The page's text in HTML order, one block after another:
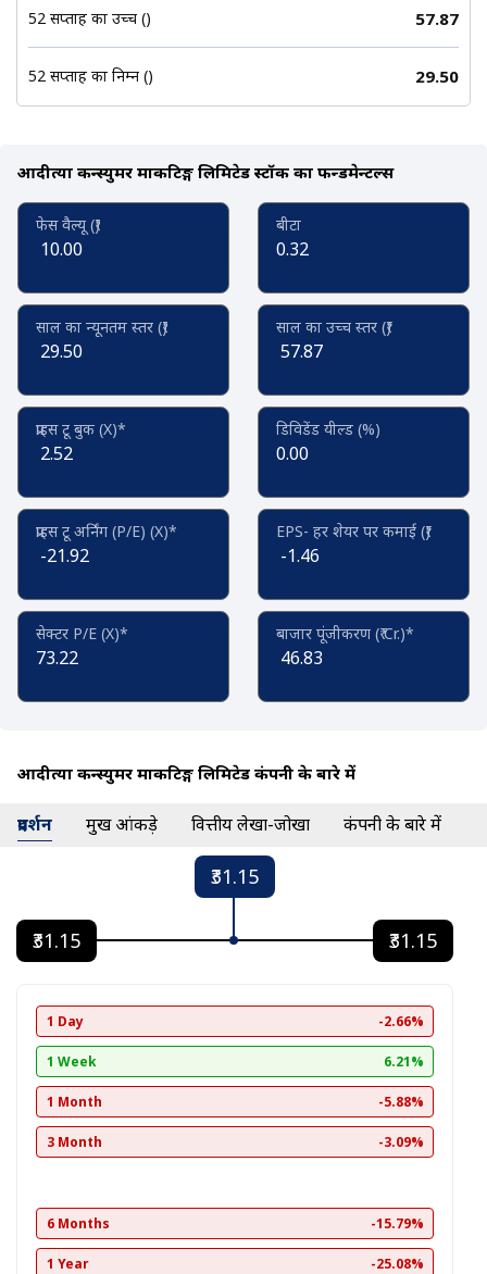
52 सप्ताह का उच्च (₹) 57.87
52 सप्ताह का निम्न (₹) 29.50
आदीत्या कन्स्युमर मार्केटिङ्ग लिमिटेड स्टॉक का फन्डमेन्टल्स
फेस वैल्यू (₹)
10.00
बीटा
0.32
साल का न्यूनतम स्तर (₹)
29.50
साल का उच्च स्तर (₹)
57.87
प्राइस टू बुक (X)*
2.52
डिविडेंड यील्ड (%)
0.00
प्राइस टू अर्निंग (P/E) (X)*
-21.92
EPS- हर शेयर पर कमाई (₹)
-1.46
सेक्टर P/E (X)*
73.22
बाजार पूंजीकरण (₹ Cr.)*
46.83
आदीत्या कन्स्युमर मार्केटिङ्ग लिमिटेड कंपनी के बारे में
प्रदर्शन प्रमुख आंकड़े वित्तीय लेखा-जोखा कंपनी के बारे में
₹31.15
₹31.15 ₹31.15
1 Day -2.66%
1 Week 6.21%
1 Month -5.88%
3 Month -3.09%
6 Months -15.79%
1 Year -25.08%